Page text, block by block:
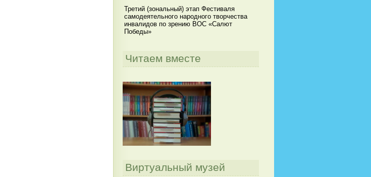
Третий (зональный) этап Фестиваля
самодеятельного народного творчества
инвалидов по зрению ВОС «Салют
Победы»
Читаем вместе
Виртуальный музей